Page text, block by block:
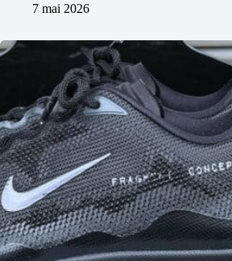
7 mai 2026